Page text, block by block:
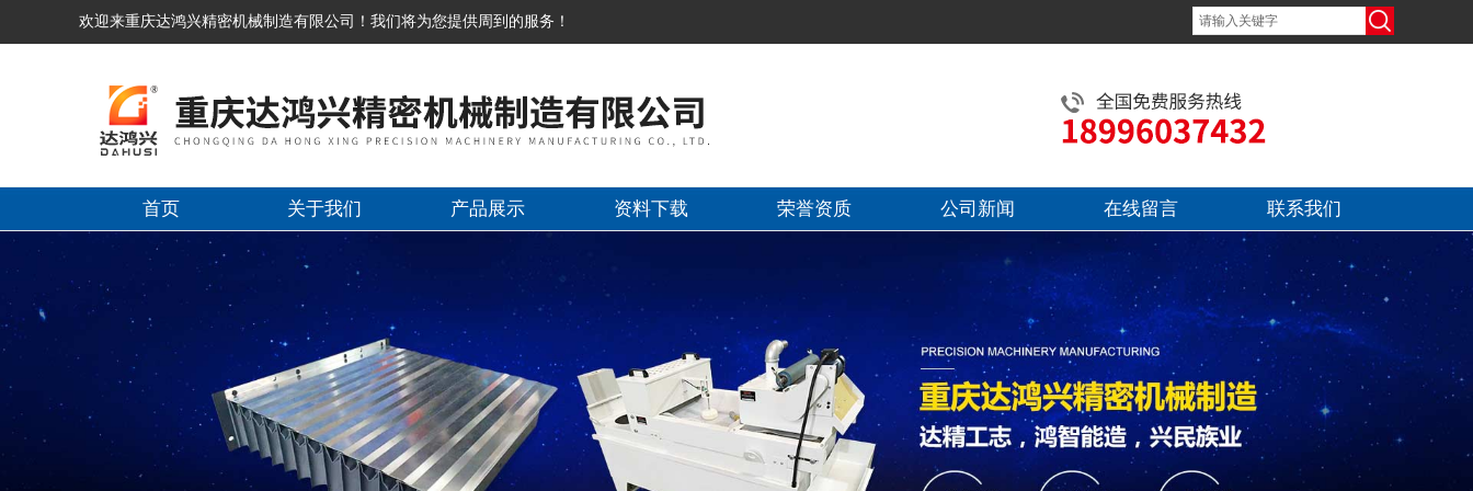
欢迎来重庆达鸿兴精密机械制造有限公司！我们将为您提供周到的服务！
首页 关于我们 产品展示 资料下载 荣誉资质 公司新闻 在线留言 联系我们